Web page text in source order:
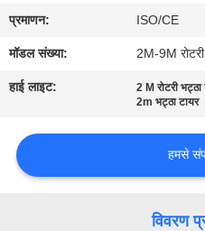
गुणवत्ता
नियंत्रण
करें
प्रमाणन: ISO/CE
मॉडल संख्या: 2M-9M
हाई लाइट: 2 M रोटरी भट्ठा
2m भट्ठा टायर
हमसे
विवरण